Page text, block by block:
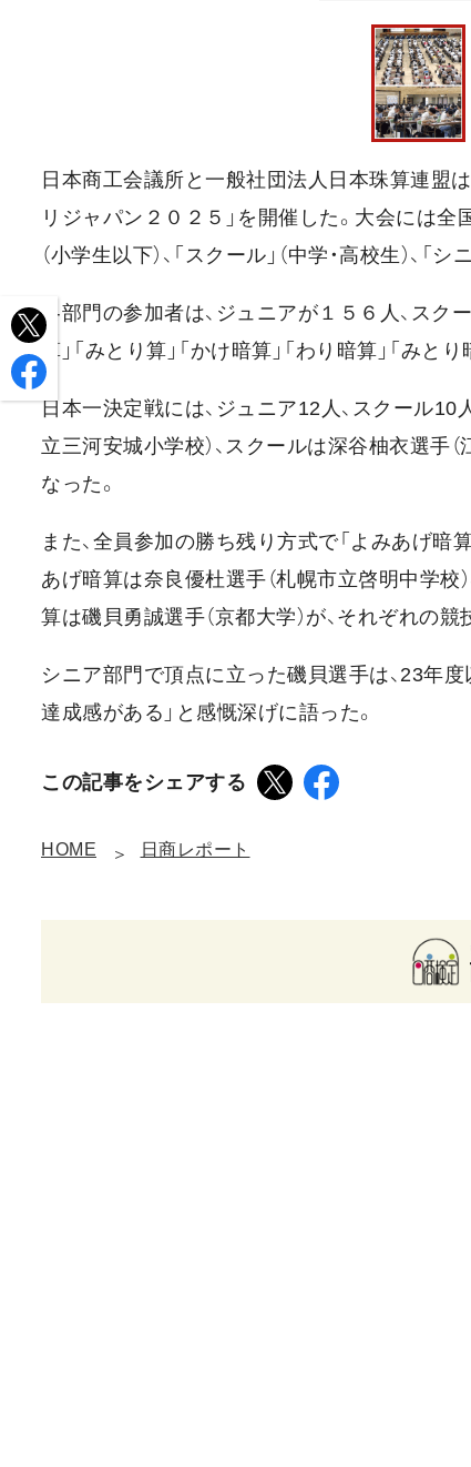
日本商工会議所と一般社団法人日本珠算連盟
リジャパン２０２５」を開催した。大会には全
（小学生以下）、「スクール」（中学・高校生）、
各部門の参加者は、ジュニアが１５６人、スク
算」「みとり算」「かけ暗算」「わり暗算」「み
日本一決定戦には、ジュニア12人、スクール10
立三河安城小学校）、スクールは深谷柚衣選手
なった。
また、全員参加の勝ち残り方式で「よみあげ暗
あげ暗算は奈良優杜選手（札幌市立啓明中学校
算は磯貝勇誠選手（京都大学）が、それぞれの
シニア部門で頂点に立った磯貝選手は、23年
達成感がある」と感慨深げに語った。
この記事をシェアする
HOME 日商レポート